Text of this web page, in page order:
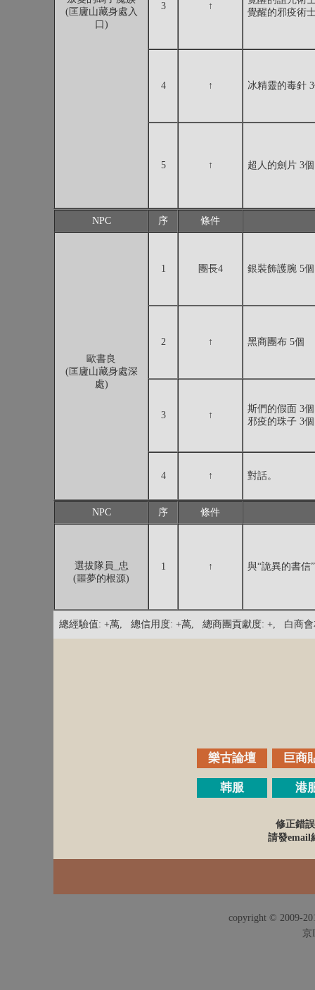
(匡廬山藏身處入
口)
3 ↑
覺醒的邪疫術
4 ↑ 冰精靈的毒針
5 ↑ 超人的劍片 3個
NPC 序 條件
歐書良
(匡廬山藏身處深
處)
1 團長4 銀裝飾護腕 5個
2 ↑ 黑商團布 5個
3 ↑
斯們的假面 3個
邪疫的珠子 3個
4 ↑ 對話。
NPC 序 條件
選拔隊員_忠
(噩夢的根源)
1 ↑ 與“詭異的書信
總經驗值: +萬, 總信用度: +萬, 總商團貢獻度: +, 白商會
樂古論壇 巨商
韩服 港
修正錯
請發email
copyright © 2009-
京